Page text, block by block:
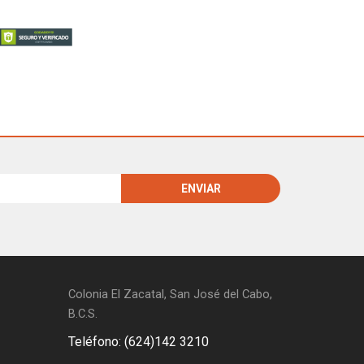
Colonia El Zacatal, San José del Cabo,
B.C.S.
Teléfono: (624)142 3210